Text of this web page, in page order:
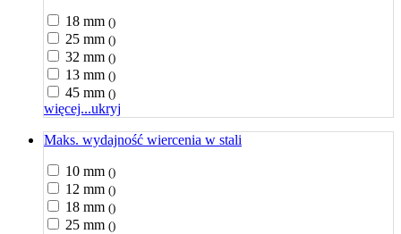
18 mm ()
25 mm ()
32 mm ()
13 mm ()
45 mm ()
więcej...ukryj
Maks. wydajność wiercenia w stali
10 mm ()
12 mm ()
18 mm ()
25 mm ()